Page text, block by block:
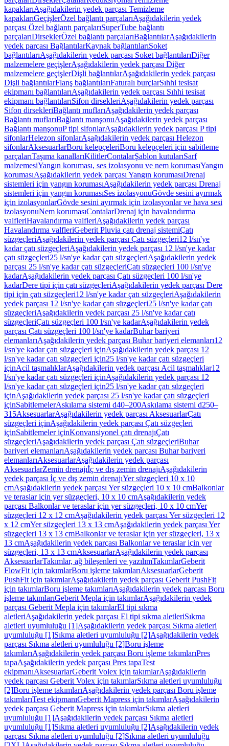
kapaklarıAşağıdakilerin yedek parçası Temizleme
kapaklarıGeçişlerÖzel bağlantı parçalarıAşağıdakilerin yedek
parçası Özel bağlantı parçalarıSuperTube bağlantı
parçalarıDirseklerÖzel bağlantı parçalarıBağlantılarAşağıdakilerin
yedek parçası BağlantılarKaynak bağlantılarıSoket
bağlantılarıAşağıdakilerin yedek parçası Soket bağlantılarıDiğer
malzemelere geçişlerAşağıdakilerin yedek parçası Diğer
malzemelere geçişlerDişli bağlantılarAşağıdakilerin yedek parçası
Dişli bağlantılarFlanş bağlantılarıFaturalı burçlarSıhhi tesisat
ekipmanı bağlantılarıAşağıdakilerin yedek parçası Sıhhi tesisat
ekipmanı bağlantılarıSifon dirsekleriAşağıdakilerin yedek parçası
Sifon dirsekleriBağlantı muflarıAşağıdakilerin yedek parçası
Bağlantı muflarıBağlantı manşonuAşağıdakilerin yedek parçası
Bağlantı manşonuP tipi sifonlarAşağıdakilerin yedek parçası P tipi
sifonlarHelezon sifonlarAşağıdakilerin yedek parçası Helezon
sifonlarAksesuarlarBoru kelepçeleriBoru kelepçeleri için sabitleme
parçalarıTaşıma kanallarıKilitlerContalarŞablon kutularıSarf
malzemesiYangın koruması, ses izolasyonu ve nem korumasıYangın
korumasıAşağıdakilerin yedek parçası Yangın korumasıDrenaj
sistemleri için yangın korumasıAşağıdakilerin yedek parçası Drenaj
sistemleri için yangın korumasıSes izolasyonuGövde sesini ayırmak
için izolasyonlarGövde sesini ayırmak için izolasyonlar ve hava sesi
izolasyonuNem korumasıContalarDrenaj için havalandırma
valfleriHavalandırma valfleriAşağıdakilerin yedek parçası
Havalandırma valfleriGeberit Pluvia çatı drenaj sistemiÇatı
süzgeçleriAşağıdakilerin yedek parçası Çatı süzgeçleri12 l/sn'ye
kadar çatı süzgeçleriAşağıdakilerin yedek parçası 12 l/sn'ye kadar
çatı süzgeçleri25 l/sn'ye kadar çatı süzgeçleriAşağıdakilerin yedek
parçası 25 l/sn'ye kadar çatı süzgeçleriÇatı süzgeçleri 100 l/sn'ye
kadarAşağıdakilerin yedek parçası Çatı süzgeçleri 100 l/sn'ye
kadarDere tipi için çatı süzgeçleriAşağıdakilerin yedek parçası Dere
tipi için çatı süzgeçleri12 l/sn'ye kadar çatı süzgeçleriAşağıdakilerin
yedek parçası 12 l/sn'ye kadar çatı süzgeçleri25 l/sn'ye kadar çatı
süzgeçleriAşağıdakilerin yedek parçası 25 l/sn'ye kadar çatı
süzgeçleriÇatı süzgeçleri 100 l/sn'ye kadarAşağıdakilerin yedek
parçası Çatı süzgeçleri 100 l/sn'ye kadarBuhar bariyeri
elemanlarıAşağıdakilerin yedek parçası Buhar bariyeri elemanları12
l/sn'ye kadar çatı süzgeçleri içinAşağıdakilerin yedek parçası 12
l/sn'ye kadar çatı süzgeçleri için25 l/sn'ye kadar çatı süzgeçleri
içinAcil taşmalıklarAşağıdakilerin yedek parçası Acil taşmalıklar12
l/sn'ye kadar çatı süzgeçleri içinAşağıdakilerin yedek parçası 12
l/sn'ye kadar çatı süzgeçleri için25 l/sn'ye kadar çatı süzgeçleri
içinAşağıdakilerin yedek parçası 25 l/sn'ye kadar çatı süzgeçleri
içinSabitlemelerAskılama sistemi d40–200Askılama sistemi d250–
315AksesuarlarAşağıdakilerin yedek parçası AksesuarlarÇatı
süzgeçleri içinAşağıdakilerin yedek parçası Çatı süzgeçleri
içinSabitlemeler içinKonvansiyonel çatı drenajıÇatı
süzgeçleriAşağıdakilerin yedek parçası Çatı süzgeçleriBuhar
bariyeri elemanlarıAşağıdakilerin yedek parçası Buhar bariyeri
elemanlarıAksesuarlarAşağıdakilerin yedek parçası
AksesuarlarZemin drenajıİç ve dış zemin drenajıAşağıdakilerin
yedek parçası İç ve dış zemin drenajıYer süzgeçleri 10 x 10
cmAşağıdakilerin yedek parçası Yer süzgeçleri 10 x 10 cmBalkonlar
ve teraslar için yer süzgeçleri, 10 x 10 cmAşağıdakilerin yedek
parçası Balkonlar ve teraslar için yer süzgeçleri, 10 x 10 cmYer
süzgeçleri 12 x 12 cmAşağıdakilerin yedek parçası Yer süzgeçleri 12
x 12 cmYer süzgeçleri 13 x 13 cmAşağıdakilerin yedek parçası Yer
süzgeçleri 13 x 13 cmBalkonlar ve teraslar için yer süzgeçleri, 13 x
13 cmAşağıdakilerin yedek parçası Balkonlar ve teraslar için yer
süzgeçleri, 13 x 13 cmAksesuarlarAşağıdakilerin yedek parçası
AksesuarlarTakımlar, ağ bileşenleri ve yazılımTakımlarGeberit
FlowFit için takımlarBoru işleme takımlarıAksesuarlarGeberit
PushFit için takımlarAşağıdakilerin yedek parçası Geberit PushFit
için takımlarBoru işleme takımlarıAşağıdakilerin yedek parçası Boru
işleme takımlarıGeberit Mepla için takımlarAşağıdakilerin yedek
parçası Geberit Mepla için takımlarEl tipi sıkma
aletleriAşağıdakilerin yedek parçası El tipi sıkma aletleriSıkma
aletleri uyumluluğu [1]Aşağıdakilerin yedek parçası Sıkma aletleri
uyumluluğu [1]Sıkma aletleri uyumluluğu [2]Aşağıdakilerin yedek
parçası Sıkma aletleri uyumluluğu [2]Boru işleme
takımlarıAşağıdakilerin yedek parçası Boru işleme takımlarıPres
tapaAşağıdakilerin yedek parçası Pres tapaTest
ekipmanıAksesuarlarGeberit Volex için takımlarAşağıdakilerin
yedek parçası Geberit Volex için takımlarSıkma aletleri uyumluluğu
[2]Boru işleme takımlarıAşağıdakilerin yedek parçası Boru işleme
takımlarıTest ekipmanıGeberit Mapress için takımlarAşağıdakilerin
yedek parçası Geberit Mapress için takımlarSıkma aletleri
uyumluluğu [1]Aşağıdakilerin yedek parçası Sıkma aletleri
uyumluluğu [1]Sıkma aletleri uyumluluğu [2]Aşağıdakilerin yedek
parçası Sıkma aletleri uyumluluğu [2]Sıkma aletleri uyumluluğu